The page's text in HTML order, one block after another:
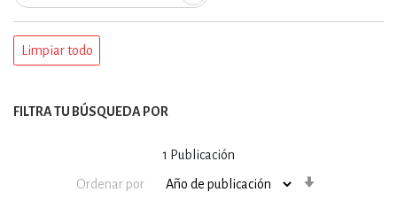
1 Publicación
Ordenar por
Limpiar todo
FILTRA TU BÚSQUEDA POR